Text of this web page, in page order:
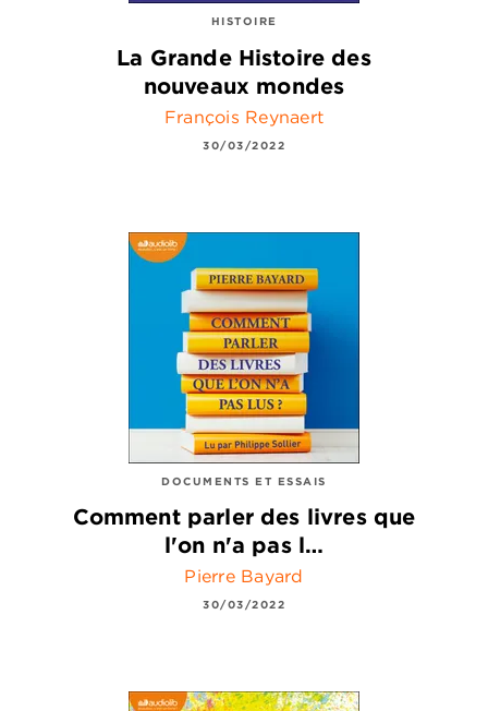
HISTOIRE
La Grande Histoire des
nouveaux mondes
François Reynaert
30/03/2022
DOCUMENTS ET ESSAIS
Comment parler des livres que
l'on n'a pas l…
Pierre Bayard
30/03/2022